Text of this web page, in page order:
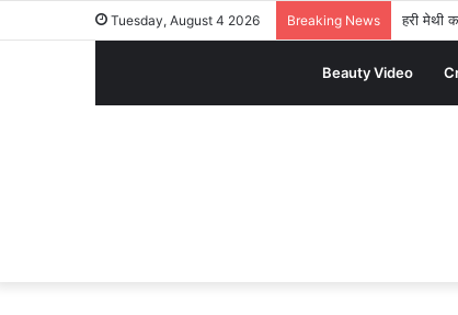
Tuesday, August 4 2026 Breaking News हरी मेथी
Beauty Video